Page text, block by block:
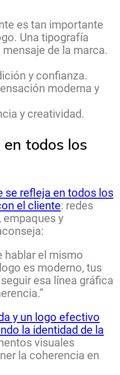
es tan importante
Una tipografía
de la marca.
y confianza.
moderna y
y creatividad.
en todos los
se refleja en todos los
el cliente: redes
empaques y
hablar el mismo
es moderno, tus
esa línea gráfica
y un logo efectivo
la identidad de la
visuales
la coherencia en